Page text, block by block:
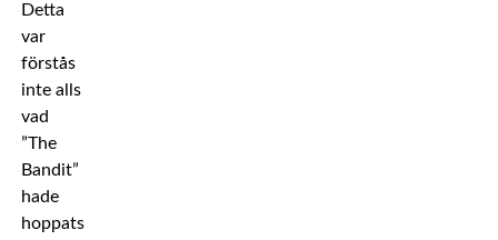
Detta
var
förstås
inte alls
vad
”The
Bandit”
hade
hoppats